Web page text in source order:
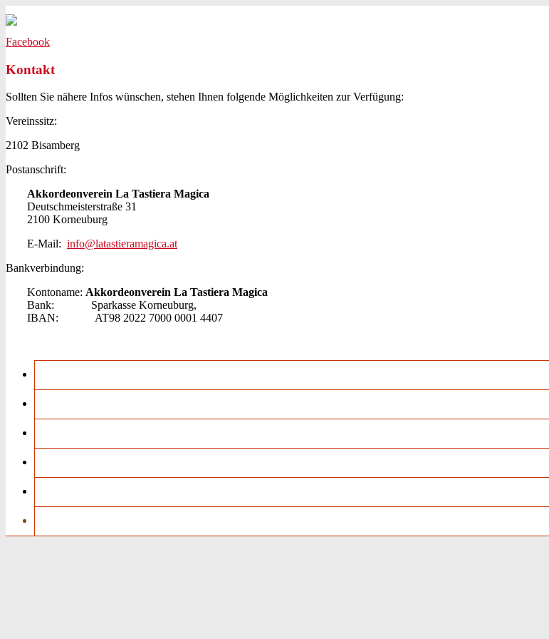
Akkordeonorchster
Facebook
Kontakt
Sollten Sie nähere Infos wünschen, stehen Ihnen folgende Möglichkeiten zur Verfügung:
Vereinssitz:
2102 Bisamberg
Postanschrift:
Akkordeonverein La Tastiera Magica
Deutschmeisterstraße 31
2100 Korneuburg
E-Mail: info@latastieramagica.at
Bankverbindung:
Kontoname: Akkordeonverein La Tastiera Magica
Bank: Sparkasse Korneuburg,
IBAN: AT98 2022 7000 0001 4407